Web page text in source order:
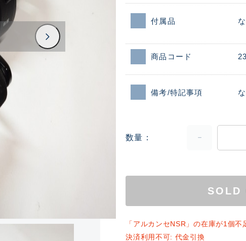
ランクとは？
付属品
商品コード
備考/特記事項
数量
SOLD
「アルカンセNSR」の在庫が1個不
決済利用不可: 代金引換